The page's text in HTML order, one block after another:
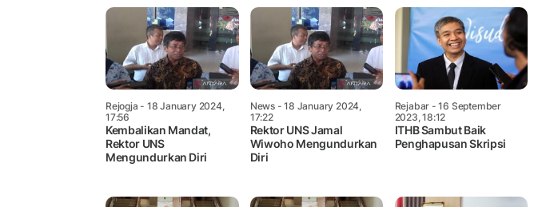
Rejogja - 18 January 2024,
17:56
Kembalikan Mandat,
Rektor UNS
Mengundurkan Diri
News- 18 January 2024,
17:22
Rektor UNS Jamal
Wiwoho Mengundurkan
Diri
Rejabar - 16 September
2023, 18:12
ITHB Sambut Baik
Penghapusan Skripsi